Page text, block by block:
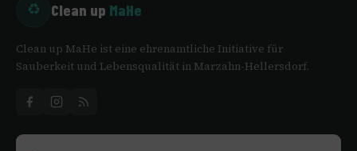
♻ Clean up MaHe
Clean up MaHe ist eine ehrenamtliche Initiative für
Sauberkeit und Lebensqualität in Marzahn-Hellersdorf.